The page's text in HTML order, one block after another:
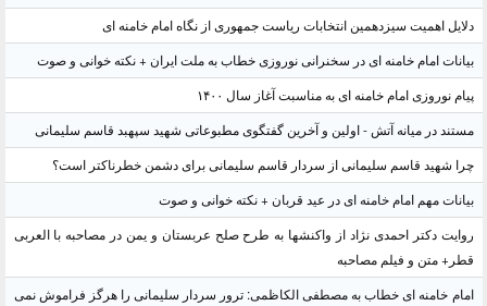
دلایل اهمیت سیزدهمین انتخابات ریاست جمهوری از نگاه امام خامنه ای
بیانات امام خامنه ای در سخنرانی نوروزی خطاب به ملت ایران + نکته خوانی و صوت
پیام نوروزی امام خامنه ای به مناسبت آغاز سال ۱۴۰۰
مستند در میانه آتش - اولین و آخرین گفتگوی مطبوعاتی شهید سپهبد قاسم سلیمانی
چرا شهید قاسم سلیمانی از سردار قاسم سلیمانی برای دشمن خطرناکتر است؟
بیانات مهم امام خامنه ای در عید قربان + نکته خوانی و صوت
روایت دکتر احمدی نژاد از واکنشها به طرح صلح عربستان و یمن در مصاحبه با العربی
قطر+ متن و فیلم مصاحبه
امام خامنه ای خطاب به مصطفی الکاظمی: ترور سردار سلیمانی را هرگز فراموش نمی